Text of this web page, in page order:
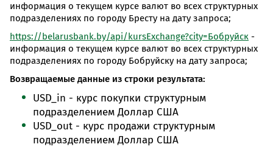
информация о текущем курсе валют во всех структурных
подразделениях по городу Бресту на дату запроса;
https://belarusbank.by/api/kursExchange?city=Бобруйск -
информация о текущем курсе валют во всех структурных
подразделениях по городу Бобруйску на дату запроса;
Возвращаемые данные из строки результата:
USD_in - курс покупки структурным
подразделением Доллар США
USD_out - курс продажи структурным
подразделением Доллар США